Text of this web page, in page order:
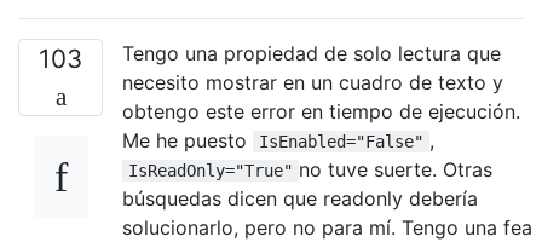
103
Tengo una propiedad de solo lectura que
necesito mostrar en un cuadro de texto y
obtengo este error en tiempo de ejecución.
Me he puesto
IsEnabled="False" ,
IsReadOnly="True" no tuve suerte. Otras
búsquedas dicen que readonly debería
solucionarlo, pero no para mí. Tengo una fea